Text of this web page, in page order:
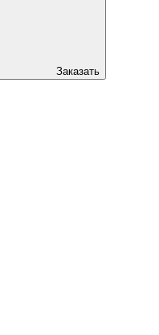
Заказать